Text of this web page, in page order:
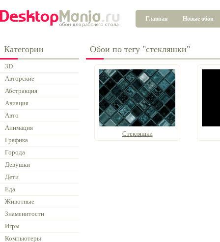
Главная Новые обои
Категории
3D
Авторские
Абстракция
Авиация
Авто
Анимация
Графика
Города
Девушки
Дети
Еда
Животные
Знаменитости
Игры
Компьютеры
Обои по тегу "стекляшки"
Стекляшки